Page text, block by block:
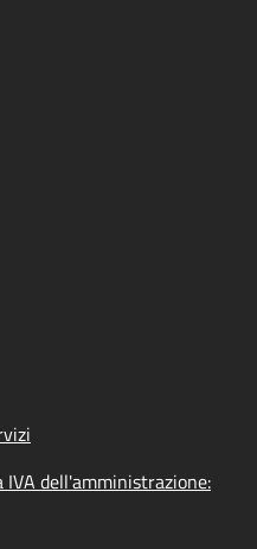
dell'amministrazione: